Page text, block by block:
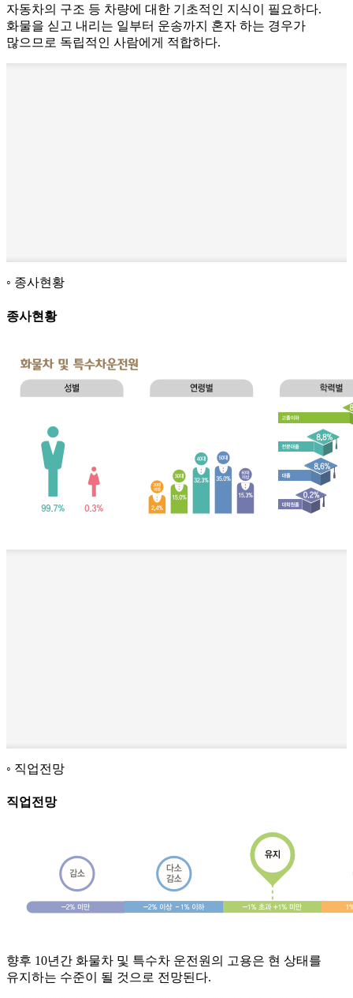
자동차의 구조 등 차량에 대한 기초적인 지식이 필요하다.
화물을 싣고 내리는 일부터 운송까지 혼자 하는 경우가
많으므로 독립적인 사람에게 적합하다.
종사현황
종사현황
직업전망
직업전망
향후 10년간 화물차 및 특수차 운전원의 고용은 현 상태를
유지하는 수준이 될 것으로 전망된다.